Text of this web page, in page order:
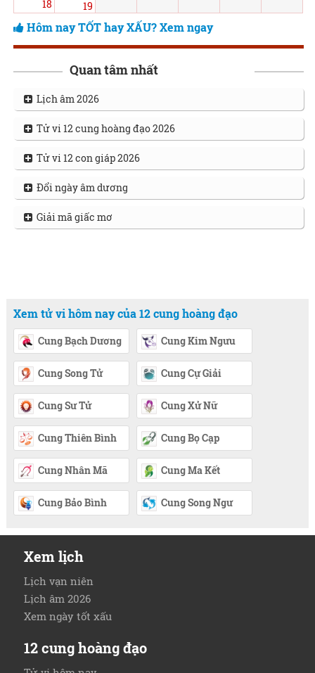
18 19
Hôm nay TỐT hay XẤU? Xem ngay
Quan tâm nhất
Lịch âm 2026
Tử vi 12 cung hoàng đạo 2026
Tử vi 12 con giáp 2026
Đổi ngày âm dương
Giải mã giấc mơ
Xem tử vi hôm nay của 12 cung hoàng đạo
Cung Bạch Dương Cung Kim Ngưu
Cung Song Tử Cung Cự Giải
Cung Sư Tử Cung Xử Nữ
Cung Thiên Bình Cung Bọ Cạp
Cung Nhân Mã Cung Ma Kết
Cung Bảo Bình Cung Song Ngư
Xem lịch
Lịch vạn niên
Lịch âm 2026
Xem ngày tốt xấu
12 cung hoàng đạo